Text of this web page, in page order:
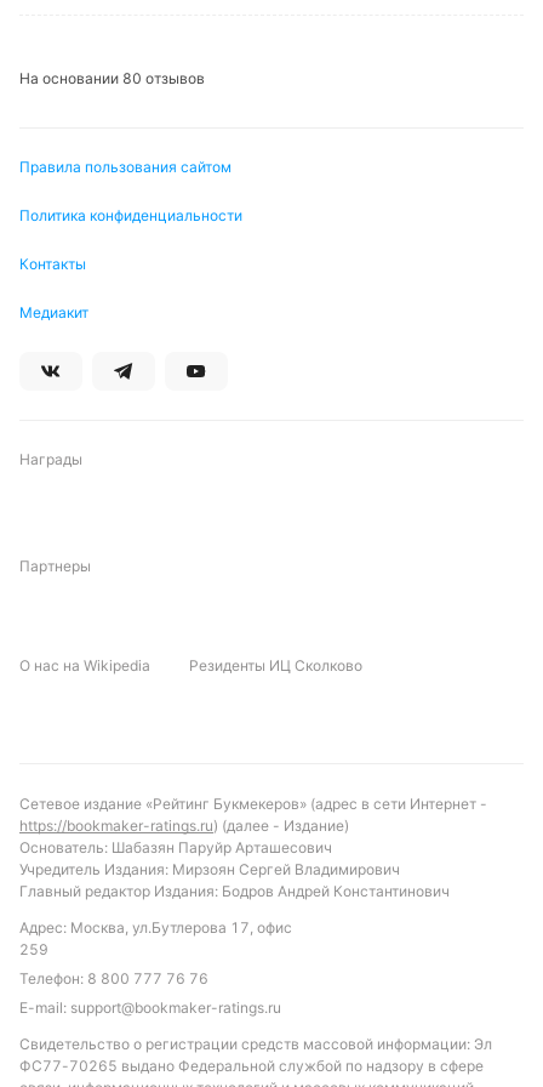
(2,5) через обе забьют, а семь раз — на ТБ (3,5).
встреч, а дома выиграло лишь четыре раза на
победы и потерпел всего девять поражений.
играх — пять мячей, а в двух последних матчах
случаях — даже на ТБ (2,5) через ОЗ.
❗У «Динамо-2» опасен Максим Никифоров, забивший в
бомбардиров чемпионата. А Глеб Мирошниченко —
один из лидеров лиги по ассистам с четырьмя
голевыми передачами.
❗В составе «Зенита» выделяются Кирилл Косарев
На основании 80 отзывов
Правила пользования сайтом
Политика конфиденциальности
Контакты
Медиакит
Награды
Партнеры
О нас на Wikipedia Резиденты ИЦ Сколково
Сетевое издание «Рейтинг Букмекеров» (адрес в сети Интернет -
https://bookmaker-ratings.ru) (далее - Издание)
Основатель: Шабазян Паруйр Арташесович
Учредитель Издания: Мирзоян Сергей Владимирович
Главный редактор Издания: Бодров Андрей Константинович
Адрес: Москва, ул.Бутлерова 17, офис
259
Телефон: 8 800 777 76 76
E-mail: support@bookmaker-ratings.ru
Свидетельство о регистрации средств массовой информации: Эл
ФС77-70265 выдано Федеральной службой по надзору в сфере